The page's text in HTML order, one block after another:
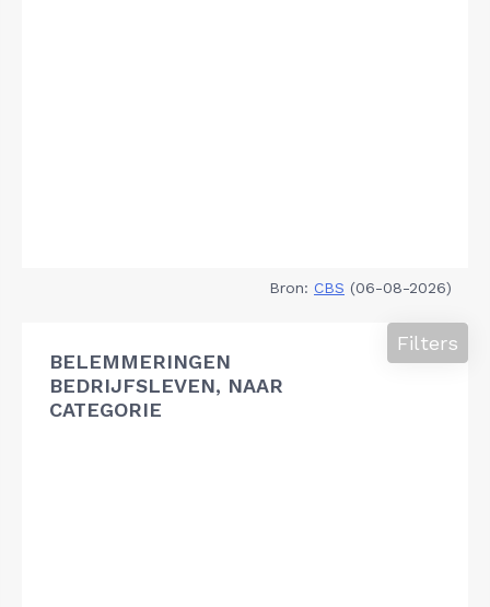
Bron: CBS (06-08-2026)
BELEMMERINGEN
BEDRIJFSLEVEN, NAAR
CATEGORIE
Filters